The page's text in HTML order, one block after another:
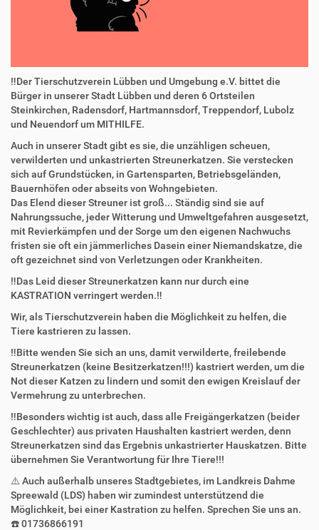
‼️Der Tierschutzverein Lübben und Umgebung e.V. bittet die
Bürger in unserer Stadt Lübben und deren 6 Ortsteilen
Steinkirchen, Radensdorf, Hartmannsdorf, Treppendorf, Lubolz
und Neuendorf um MITHILFE.
Auch in unserer Stadt gibt es sie, die unzähligen scheuen,
verwilderten und unkastrierten Streunerkatzen. Sie verstecken
sich auf Grundstücken, in Gartensparten, Betriebsgeländen,
Bauernhöfen oder abseits von Wohngebieten.
Das Elend dieser Streuner ist groß... Ständig sind sie auf
Nahrungssuche, jeder Witterung und Umweltgefahren ausgesetzt,
mit Revierkämpfen und der Sorge um den eigenen Nachwuchs
fristen sie oft ein jämmerliches Dasein einer Niemandskatze, die
oft gezeichnet sind von Verletzungen oder Krankheiten.
‼️Das Leid dieser Streunerkatzen kann nur durch eine
KASTRATION verringert werden.‼️
Wir, als Tierschutzverein haben die Möglichkeit zu helfen, die
Tiere kastrieren zu lassen.
‼️Bitte wenden Sie sich an uns, damit verwilderte, freilebende
Streunerkatzen (keine Besitzerkatzen!!!) kastriert werden, um die
Not dieser Katzen zu lindern und somit den ewigen Kreislauf der
Vermehrung zu unterbrechen.
‼️Besonders wichtig ist auch, dass alle Freigängerkatzen (beider
Geschlechter) aus privaten Haushalten kastriert werden, denn
Streunerkatzen sind das Ergebnis unkastrierter Hauskatzen. Bitte
übernehmen Sie Verantwortung für Ihre Tiere!!!
⚠️ Auch außerhalb unseres Stadtgebietes, im Landkreis Dahme
Spreewald (LDS) haben wir zumindest unterstützend die
Möglichkeit, bei einer Kastration zu helfen. Sprechen Sie uns an.
☎️ 01736866191